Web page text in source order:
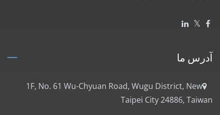
آدرس ما
1F, No. 61 Wu-Chyuan Road, Wugu District, New
Taipei City 24886, Taiwan